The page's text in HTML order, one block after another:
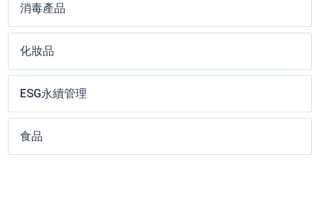
消毒產品
化妝品
ESG永續管理
食品